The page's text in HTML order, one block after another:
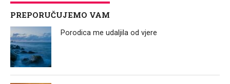
PREPORUČUJEMO VAM
Porodica me udaljila od vjere